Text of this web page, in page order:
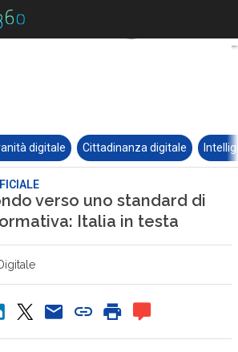
digitale Cittadinanza digitale
verso uno standard di
Italia in testa